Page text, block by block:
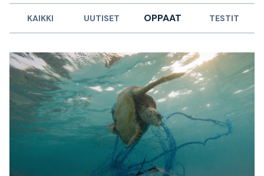
KAIKKI UUTISET OPPAAT TESTIT